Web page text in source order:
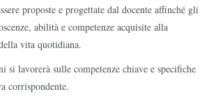
proposte e progettate dal docente affinché gli
abilità e competenze acquisite alla
vita quotidiana.
si lavorerà sulle competenze chiave e specifiche
corrispondente.